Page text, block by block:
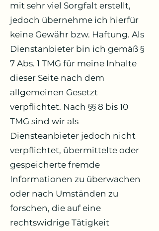
mit sehr viel Sorgfalt erstellt,
jedoch übernehme ich hierfür
keine Gewähr bzw. Haftung. Als
Dienstanbieter bin ich gemäß §
7 Abs. 1 TMG für meine Inhalte
dieser Seite nach dem
allgemeinen Gesetzt
verpflichtet. Nach §§ 8 bis 10
TMG sind wir als
Diensteanbieter jedoch nicht
verpflichtet, übermittelte oder
gespeicherte fremde
Informationen zu überwachen
oder nach Umständen zu
forschen, die auf eine
rechtswidrige Tätigkeit